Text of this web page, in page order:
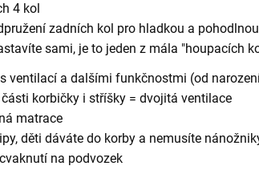
4 kol
zadních kol pro hladkou a
sami, je to jeden z mála "houpacích
ventilací a dalšími funkčnostmi (od
korbičky i stříšky = dvojitá ventilace
matrace
děti dáváte do korby a nemusíte
na podvozek